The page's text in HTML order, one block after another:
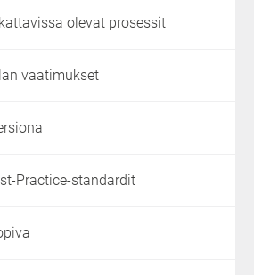
olevat prosessit
vaatimukset
Practice-standardit